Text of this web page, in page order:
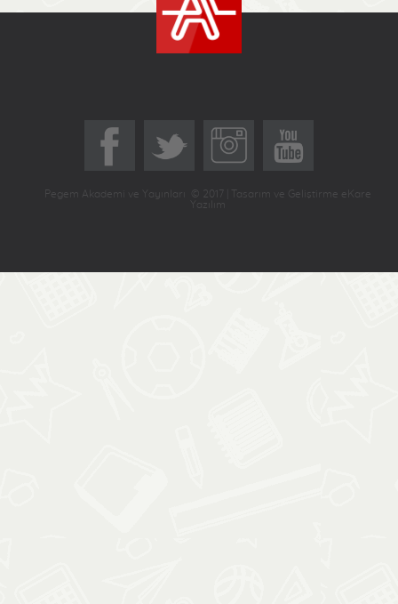
Pegem Akademi ve Yayınları © 2017 | Tasarım ve Geliştirme eKare
Yazılım